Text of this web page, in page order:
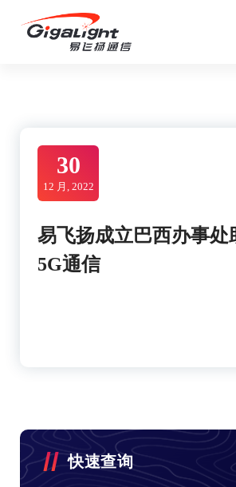
30
12 月, 2022
易飞扬成立巴西办事处
5G通信
快速查询